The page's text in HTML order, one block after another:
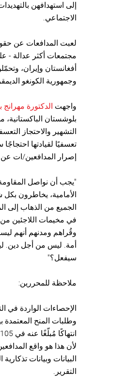
إلى استهدافهن
الاجتماعي.
لعبت المدافعات عن
مجتمعات أكثر عدالة -
أفغانستان وإيران،
وجمهورية الكونغو
واجهت الدكتورة
بلوشستان
التشهير والاحتجاز
تعسفيًا لقيادتها
إصرار المدافعين/ات
"يجب أن نواصل
الأمامية، يخاطرون
الجميع من الذهاب إلى
في مخيمات اللاجئين
وقُراهم ومدنهم أنهم
أمة. ليس من أجل دين.
سيفعل؟"
ملاحظة للمحررين:
الإحصاءات الواردة في
لأن هذا هو واقع
البيانات وبيانات
التقرير.